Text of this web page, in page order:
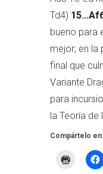
Td4)
bueno para
mejor; en la
final que
Variante
para
la Teoría de
Compártelo en: